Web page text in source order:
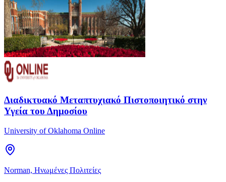
Διαδικτυακό Μεταπτυχιακό Πιστοποιητικό στην
Υγεία του Δημοσίου
University of Oklahoma Online
Norman, Ηνωμένες Πολιτείες